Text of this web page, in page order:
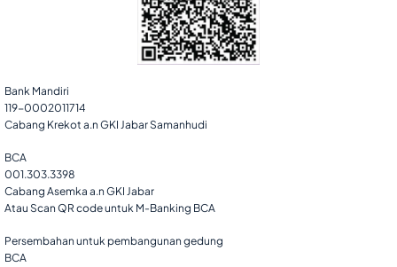
Bank Mandiri
119-0002011714
Cabang Krekot a.n GKI Jabar Samanhudi
BCA
001.303.3398
Cabang Asemka a.n GKI Jabar
Atau Scan QR code untuk M-Banking BCA
Persembahan untuk pembangunan gedung
BCA